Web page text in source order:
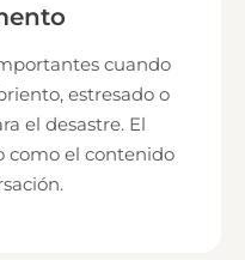
cuando
estresado o
el desastre. El
el contenido